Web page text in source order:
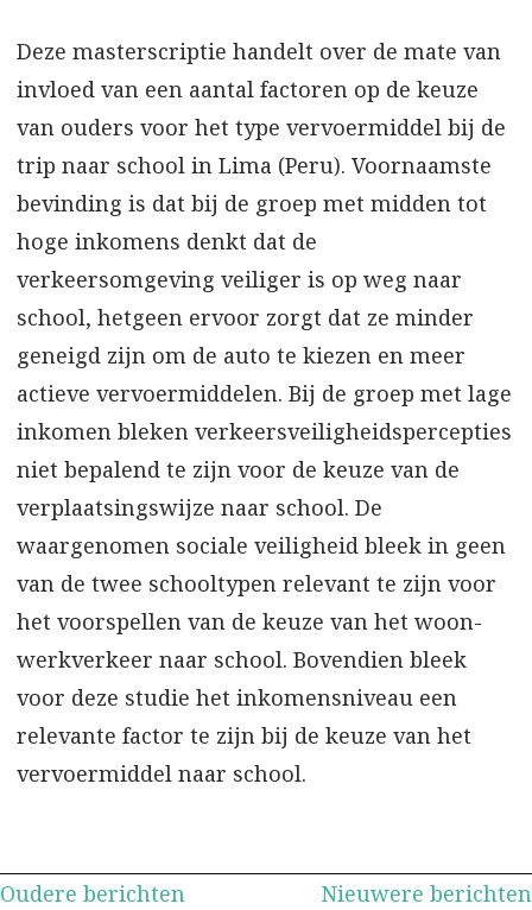
Deze masterscriptie handelt over de mate van
invloed van een aantal factoren op de keuze
van ouders voor het type vervoermiddel bij de
trip naar school in Lima (Peru). Voornaamste
bevinding is dat bij de groep met midden tot
hoge inkomens denkt dat de
verkeersomgeving veiliger is op weg naar
school, hetgeen ervoor zorgt dat ze minder
geneigd zijn om de auto te kiezen en meer
actieve vervoermiddelen. Bij de groep met lage
inkomen bleken verkeersveiligheidspercepties
niet bepalend te zijn voor de keuze van de
verplaatsingswijze naar school. De
waargenomen sociale veiligheid bleek in geen
van de twee schooltypen relevant te zijn voor
het voorspellen van de keuze van het woon-
werkverkeer naar school. Bovendien bleek
voor deze studie het inkomensniveau een
relevante factor te zijn bij de keuze van het
vervoermiddel naar school.
Berichtennavigatie
Oudere berichten Nieuwere berichten